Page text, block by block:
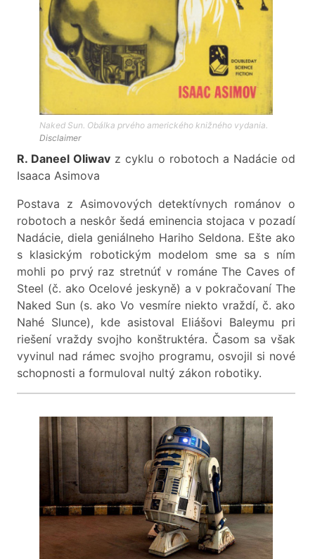
Naked Sun. Obálka prvého amerického knižného vydania.
Disclaimer
R. Daneel Oliwav z cyklu o robotoch a Nadácie od
Isaaca Asimova
Postava z Asimovových detektívnych románov o
robotoch a neskôr šedá eminencia stojaca v pozadí
Nadácie, diela geniálneho Hariho Seldona. Ešte ako
s klasickým robotickým modelom sme sa s ním
mohli po prvý raz stretnúť v románe The Caves of
Steel (č. ako Ocelové jeskyně) a v pokračovaní The
Naked Sun (s. ako Vo vesmíre niekto vraždí, č. ako
Nahé Slunce), kde asistoval Eliášovi Baleymu pri
riešení vraždy svojho konštruktéra. Časom sa však
vyvinul nad rámec svojho programu, osvojil si nové
schopnosti a formuloval nultý zákon robotiky.